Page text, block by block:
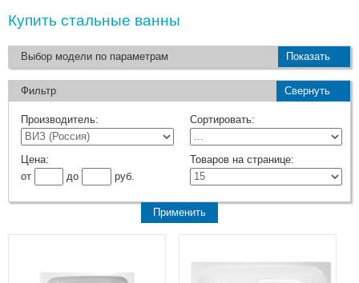
Купить стальные ванны
Выбор модели по параметрам Показать
Фильтр Свернуть
Производитель: Сортировать:
Цена:
от
до руб.
Товаров на странице: